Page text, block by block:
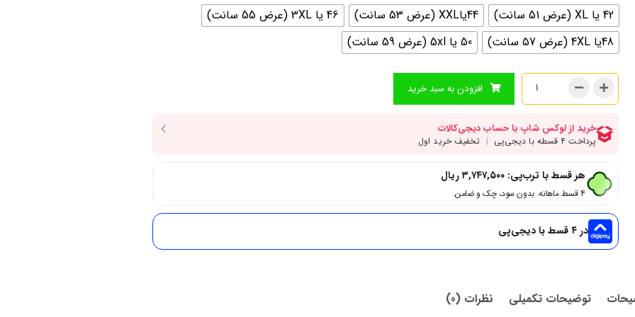
42 یا XL (عرض 51 سانت) 44یاXXL (عرض 53 سانت)
46 یا 3XL (عرض 55 سانت)
48یا 4XL (عرض 57 سانت)
50 یا 5xl (عرض 59 سانت)
افزودن به سبد خرید
هر قسط با ترب‌پی: ۳,۷۴۷,۵۰۰ریال
۴ قسط ماهانه. بدون سود، چک و ضامن.
در ۴ قسط با دیجی‌پی
توضیحات تکمیلی نظرات (0)